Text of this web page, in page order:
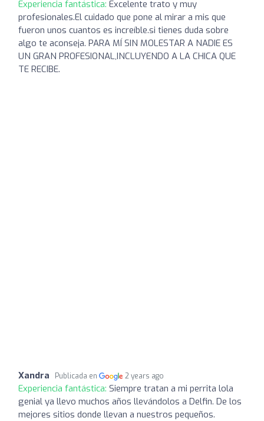
Experiencia fantástica: Excelente trato y muy
profesionales.El cuidado que pone al mirar a mis que
fueron unos cuantos es increíble.si tienes duda sobre
algo te aconseja. PARA MÍ SIN MOLESTAR A NADIE ES
UN GRAN PROFESIONAL,INCLUYENDO A LA CHICA QUE
TE RECIBE.
Xandra Publicada en 2 years ago
Experiencia fantástica: Siempre tratan a mi perrita lola
genial ya llevo muchos años llevándolos a Delfin. De los
mejores sitios donde llevan a nuestros pequeños.